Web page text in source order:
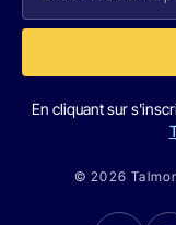
En cliquant sur
© 2026